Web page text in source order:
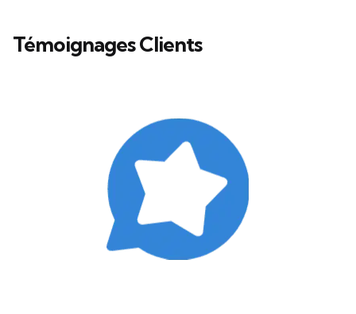
Témoignages Clients